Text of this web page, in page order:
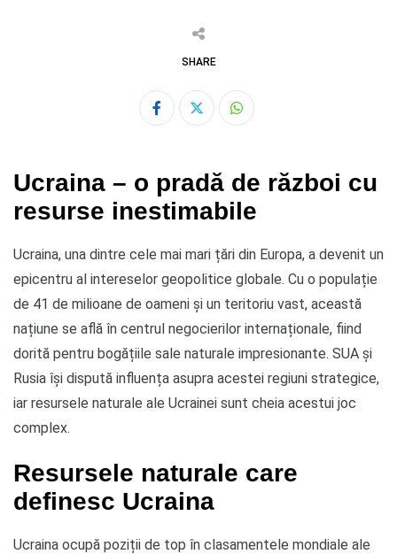
SHARE
Whatsapp
Ucraina – o pradă de război cu
resurse inestimabile
Ucraina, una dintre cele mai mari țări din Europa, a devenit un
epicentru al intereselor geopolitice globale. Cu o populație
de 41 de milioane de oameni și un teritoriu vast, această
națiune se află în centrul negocierilor internaționale, fiind
dorită pentru bogățiile sale naturale impresionante. SUA și
Rusia își dispută influența asupra acestei regiuni strategice,
iar resursele naturale ale Ucrainei sunt cheia acestui joc
complex.
Resursele naturale care
definesc Ucraina
Ucraina ocupă poziții de top în clasamentele mondiale ale